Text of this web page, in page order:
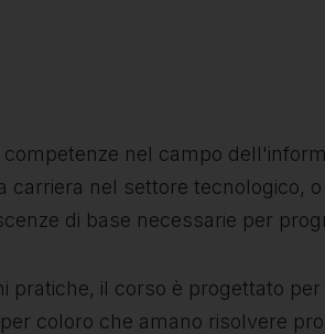
nel campo
nel settore tecnologico,
di base necessarie per
pratiche, il corso è progettato
coloro che amano risolvere